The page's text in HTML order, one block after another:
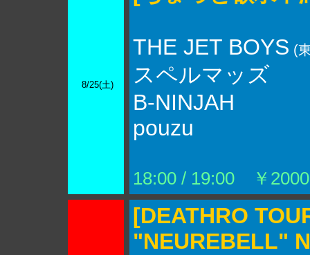
8/25(土)
THE JET BOYS (
スペルマッズ
B-NINJAH
pouzu
18:00 / 19:00 ￥
[DEATHRO
"NEUREBELL"